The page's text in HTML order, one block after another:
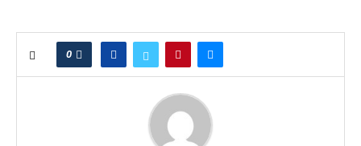
0